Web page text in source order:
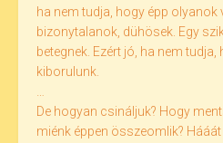
ha nem tudja, hogy épp olyanok
bizonytalanok, dühösek. Egy
betegnek. Ezért jó, ha nem
kiborulunk.
De hogyan csináljuk? Hogy
miénk éppen összeomlik?